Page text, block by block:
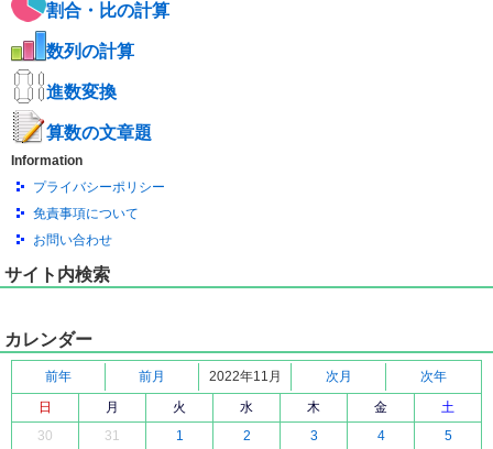
割合・比の計算
数列の計算
進数変換
算数の文章題
Information
プライバシーポリシー
免責事項について
お問い合わせ
サイト内検索
カレンダー
前年 前月 2022年11月 次月
次年
日
月 火 水 木 金
土
30
31 1 2 3 4 5